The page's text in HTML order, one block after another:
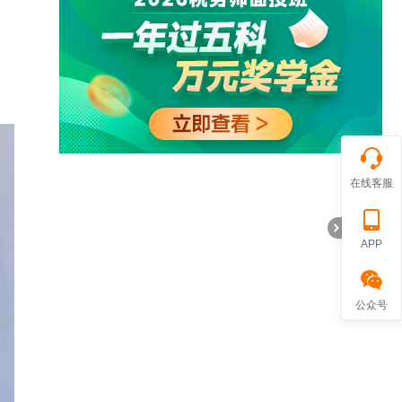
在线客服
APP
公众号